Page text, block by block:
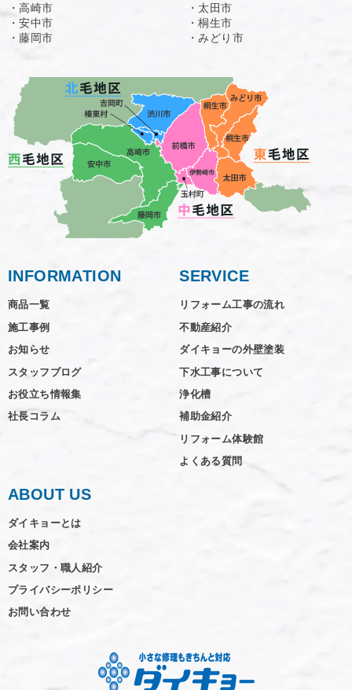
・高崎市
・安中市
・藤岡市
・太田市
・桐生市
・みどり市
INFORMATION
商品一覧
施工事例
お知らせ
スタッフブログ
お役立ち情報集
社長コラム
SERVICE
リフォーム工事の流れ
不動産紹介
ダイキョーの外壁塗装
下水工事について
浄化槽
補助金紹介
リフォーム体験館
よくある質問
ABOUT US
ダイキョーとは
会社案内
スタッフ・職人紹介
プライバシーポリシー
お問い合わせ